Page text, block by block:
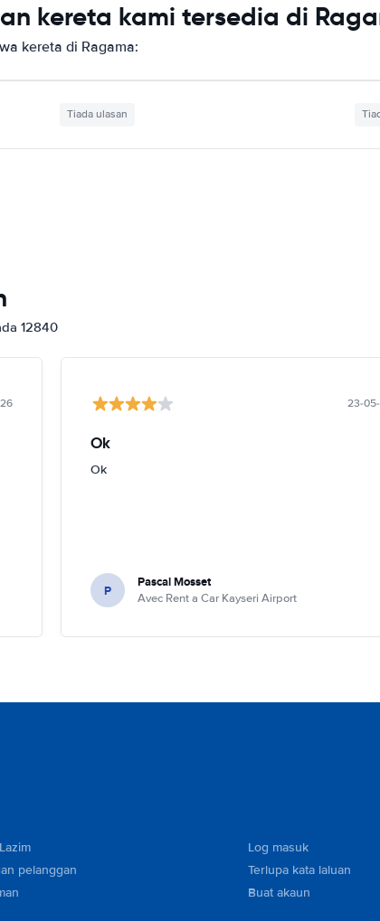
kereta kami tersedia di
kereta di Ragama:
Tiada ulasan
12840
23-
Ok
Ok
P Pascal Mosset
Avec Rent a Car Kayseri Airport
pelanggan
Log masuk
Terlupa kata laluan
Buat akaun